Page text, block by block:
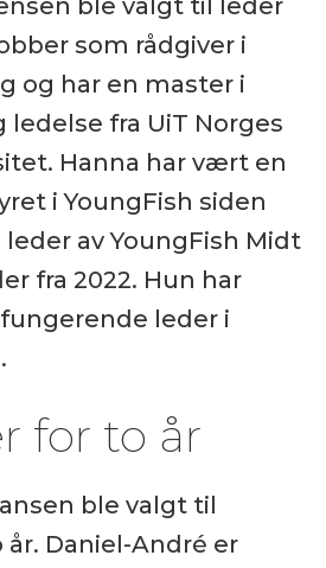
ble valgt til leder
som rådgiver i
og har en master i
ledelse fra UiT Norges
Hanna har vært en
i YoungFish siden
av YoungFish Midt
fra 2022. Hun har
leder i
for to år
ble valgt til
Daniel-André er